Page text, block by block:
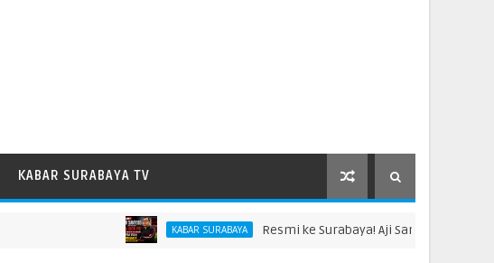
KABAR SURABAYA TV
KABAR SURABAYA Resmi ke Surabaya! Aji Santoso Punya Misi Besar